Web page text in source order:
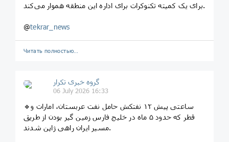
برای یک کمیته تکنوکرات برای اداره این منطقه هموار می‌کند.
@tekrar_news
Читать полностью…
گروه خبری تکرار
06 July 2026 16:33
🔹ساعتی پیش ۱۲ نفتکش حامل نفت عربستان، امارات و
قطر که حدود ۵ ماه در خلیج فارس زمین گیر بودن از طریق
مسیر ایران راهی ژاپن شدند.